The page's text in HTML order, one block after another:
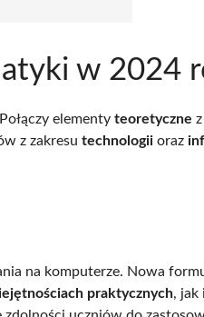
w 2024
elementy teoretyczne z
z zakresu technologii oraz
na komputerze. Nowa
praktycznych, jak i